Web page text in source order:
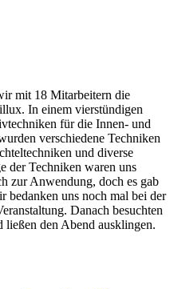
mit 18 Mitarbeitern die
In einem vierstündigen
für die Innen- und
verschiedene Techniken
und diverse
der Techniken waren uns
zur Anwendung, doch es gab
bedanken uns noch mal bei der
Danach besuchten
den Abend ausklingen.